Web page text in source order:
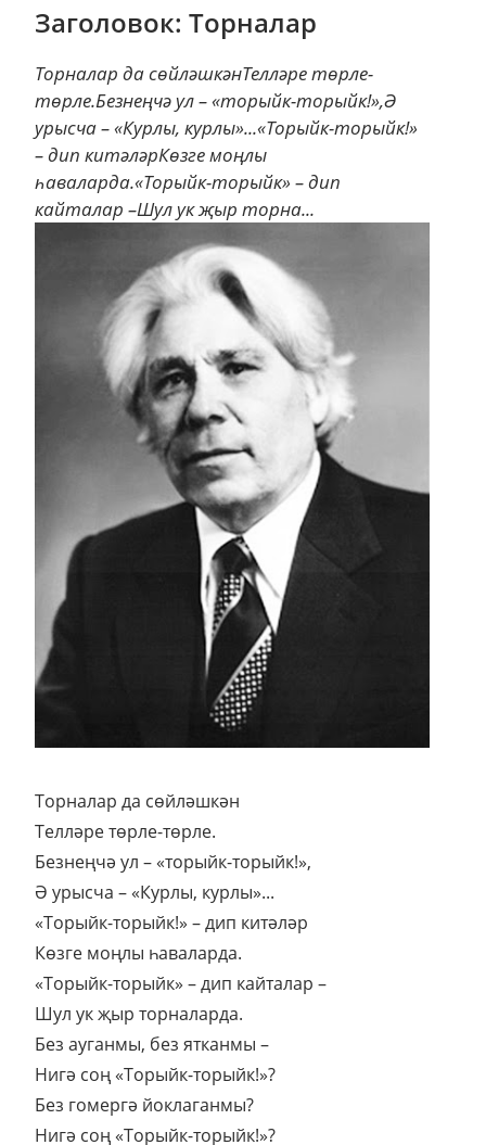
Заголовок: Торналар
Торналар да сөйләшкәнТелләре төрле-
төрле.Безнеңчә ул – «торыйк-торыйк!»,Ә
урысча – «Курлы, курлы»...«Торыйк-торыйк!»
– дип китәләрКөзге моңлы
һаваларда.«Торыйк-торыйк» – дип
кайталар –Шул ук җыр торна...
Торналар да сөйләшкән
Телләре төрле-төрле.
Безнеңчә ул – «торыйк-торыйк!»,
Ә урысча – «Курлы, курлы»...
«Торыйк-торыйк!» – дип китәләр
Көзге моңлы һаваларда.
«Торыйк-торыйк» – дип кайталар –
Шул ук җыр торналарда.
Без ауганмы, без ятканмы –
Нигә соң «Торыйк-торыйк!»?
Без гомергә йоклаганмы?
Нигә соң «Торыйк-торыйк!»?